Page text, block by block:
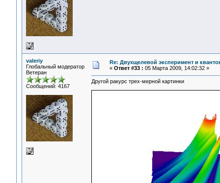
valeriy
Глобальный модератор
Ветеран
Сообщений: 4167
Re: Двухщелевой эксперимент и
« Ответ #33 : 05 Марта 2009, 14:02:32 »
Другой ракурс трех-мерной картинки